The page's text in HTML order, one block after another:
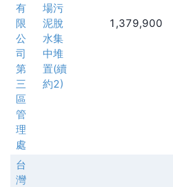
有
限
公
司
第
三
區
管
理
處
場污
泥脫
水集
中堆
置(續
約2)
1,379,900
台
灣